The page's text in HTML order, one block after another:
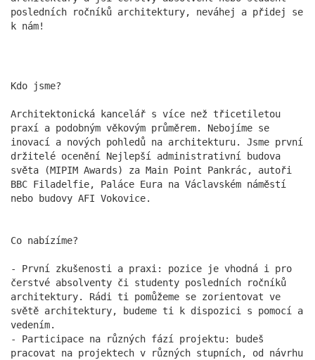
Dneska u nás bylo živo
19.11.2025
Velké díky směřuje fotografovi Markovi Musilovi za
akční den a skvělé fotky. K vidění co nevidět na
posledních ročníků architektury, neváhej a přidej se
k nám!
Kdo jsme?
Architektonická kancelář s více než třicetiletou
praxí a podobným věkovým průměrem. Nebojíme se
inovací a nových pohledů na architekturu. Jsme první
držitelé ocenění Nejlepší administrativní budova
světa (MIPIM Awards) za Main Point Pankrác, autoři
BBC Filadelfie, Paláce Eura na Václavském náměstí
nebo budovy AFI Vokovice.
Co nabízíme?
- První zkušenosti a praxi: pozice je vhodná i pro
čerstvé absolventy či studenty posledních ročníků
architektury. Rádi ti pomůžeme se zorientovat ve
světě architektury, budeme ti k dispozici s pomocí a
vedením.
- Participace na různých fází projektu: budeš
pracovat na projektech v různých stupních, od návrhu